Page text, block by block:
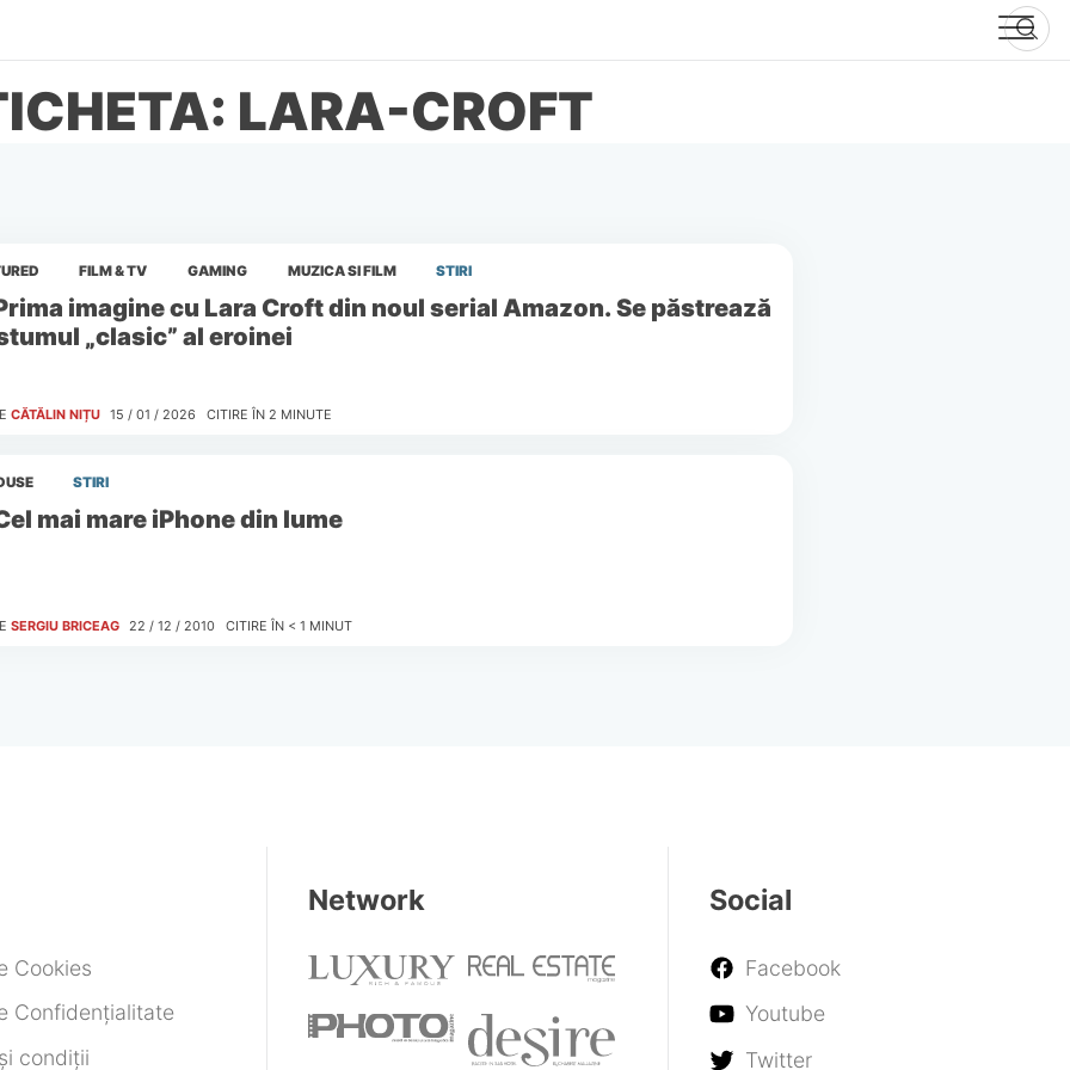
LARA-CROFT
FILM & TV GAMING MUZICA SI FILM STIRI
imagine cu Lara Croft din noul serial Amazon. Se păstrează
„clasic” al eroinei
CĂTĂLIN NIȚU 15 / 01 / 2026 CITIRE ÎN 2 MINUTE
STIRI
mai mare iPhone din lume
SERGIU BRICEAG 22 / 12 / 2010 CITIRE ÎN < 1 MINUT
Cookies
Confidențialitate
condiții
Network Social
Facebook
Youtube
Twitter